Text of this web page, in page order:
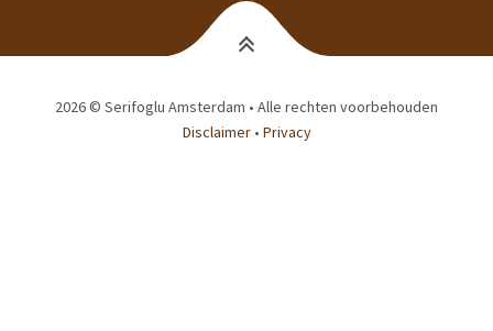
2026 © Serifoglu Amsterdam • Alle rechten voorbehouden
Disclaimer• Privacy